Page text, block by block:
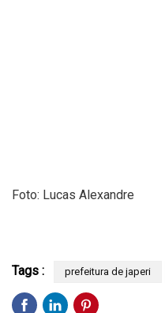
Foto: Lucas Alexandre
Tags : prefeitura de japeri